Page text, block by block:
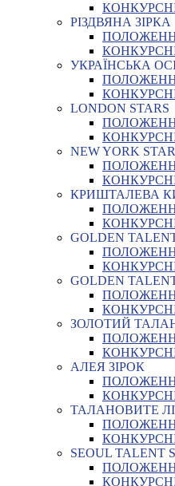
РІЗДВЯНА ЗІРКА
УКРАЇНСЬКА
LONDON STARS
NEW YORK
КРИШТАЛЕВА
GOLDEN
GOLDEN
ЗОЛОТИЙ
АЛЕЯ ЗІРОК
ТАЛАНОВИТЕ
SEOUL TALENT